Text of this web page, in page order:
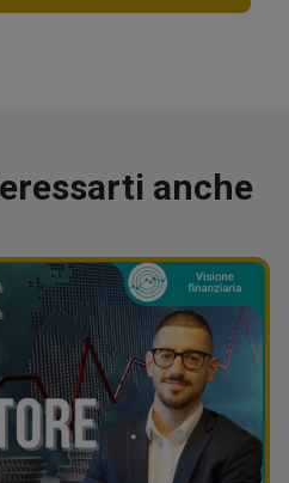
anche